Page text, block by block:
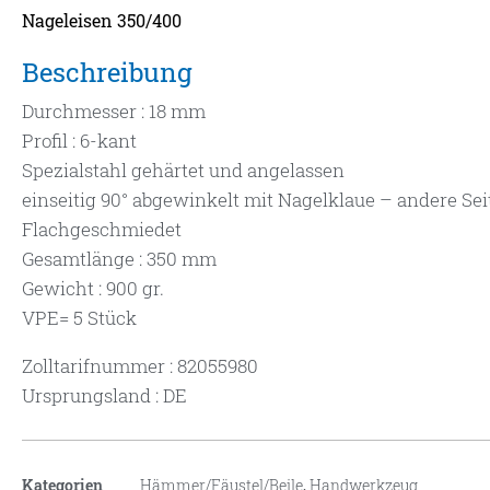
Nageleisen 350/400
Beschreibung
Durchmesser : 18 mm
Profil : 6-kant
Spezialstahl gehärtet und angelassen
einseitig 90° abgewinkelt mit Nagelklaue – andere
Flachgeschmiedet
Gesamtlänge : 350 mm
Gewicht : 900 gr.
VPE= 5 Stück
Zolltarifnummer : 82055980
Ursprungsland : DE
Kategorien Hämmer/Fäustel/Beile,Handwerkzeug